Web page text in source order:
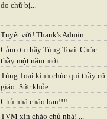
do chữ bị...
...
Tuyệt vời! Thank's Admin ...
Cảm ơn thầy Tùng Toại. Chúc
thầy một năm mới...
Tùng Toại kính chúc quí thầy cô
giáo: Sức khỏe...
Chủ nhà chào bạn!!!!...
TVM xin chào chủ nhà! ...